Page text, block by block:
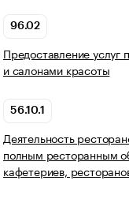
96.02
Предоставление услуг
и салонами красоты
56.10.1
Деятельность
полным ресторанным
кафетериев,